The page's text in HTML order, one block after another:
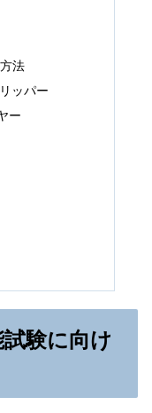
法
ッパー
ー
験に向け